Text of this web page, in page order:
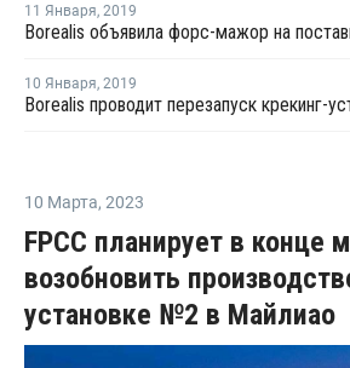
11 Января, 2019
10 Января, 2019
Borealis проводит перезапуск крекинг-
10 Марта, 2023
FPCC планирует в конце
возобновить
установке №2 в Майлиао